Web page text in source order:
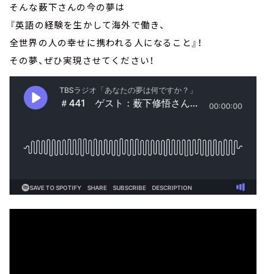
そんな薮下さんの今の夢は
『英語の経験を生かして海外で働き、
全世界の人の幸せに携われる人になること』！
その夢、ぜひ実現させてください！